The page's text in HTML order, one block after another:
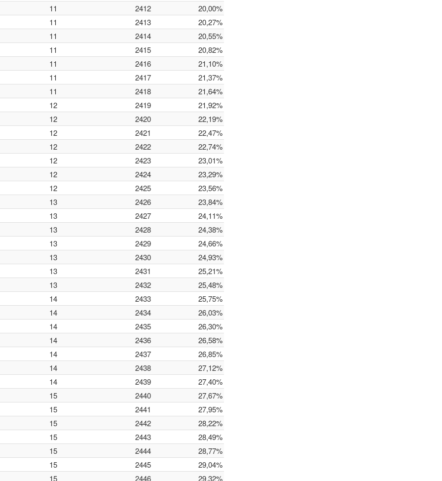
11 2412 20,00%
11 2413 20,27%
11 2414 20,55%
11 2415 20,82%
11 2416 21,10%
11 2417 21,37%
11 2418 21,64%
12 2419 21,92%
12 2420 22,19%
12 2421 22,47%
12 2422 22,74%
12 2423 23,01%
12 2424 23,29%
12 2425 23,56%
13 2426 23,84%
13 2427 24,11%
13 2428 24,38%
13 2429 24,66%
13 2430 24,93%
13 2431 25,21%
13 2432 25,48%
14 2433 25,75%
14 2434 26,03%
14 2435 26,30%
14 2436 26,58%
14 2437 26,85%
14 2438 27,12%
14 2439 27,40%
15 2440 27,67%
15 2441 27,95%
15 2442 28,22%
15 2443 28,49%
15 2444 28,77%
15 2445 29,04%
15 2446 29,32%